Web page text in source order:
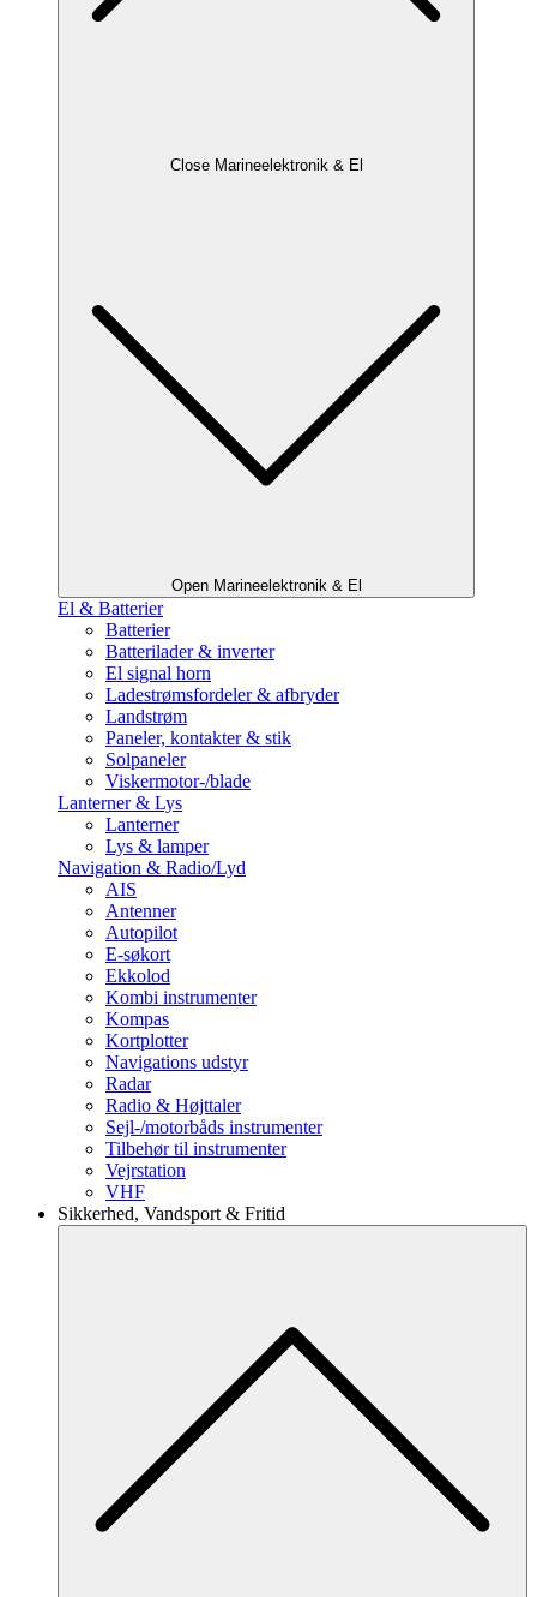
Close Marineelektronik & El
Open Marineelektronik & El
El & Batterier
Batterier
Batterilader & inverter
El signal horn
Ladestrømsfordeler & afbryder
Landstrøm
Paneler, kontakter & stik
Solpaneler
Viskermotor-/blade
Lanterner & Lys
Lanterner
Lys & lamper
Navigation & Radio/Lyd
AIS
Antenner
Autopilot
E-søkort
Ekkolod
Kombi instrumenter
Kompas
Kortplotter
Navigations udstyr
Radar
Radio & Højttaler
Sejl-/motorbåds instrumenter
Tilbehør til instrumenter
Vejrstation
VHF
Sikkerhed, Vandsport & Fritid